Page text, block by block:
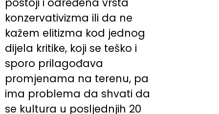
konzervativizma ili da ne
kažem elitizma kod jednog
dijela kritike, koji se teško i
sporo prilagođava
promjenama na terenu, pa
ima problema da shvati da
se kultura u posljednjih 20